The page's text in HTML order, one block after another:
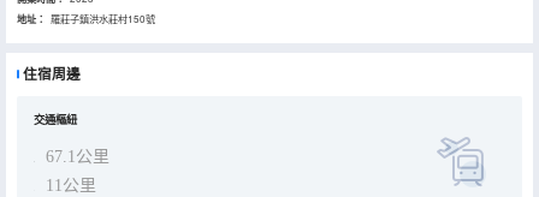
地址： 羅莊子鎮洪水莊村150號
住宿周邊
交通樞紐
67.1公里
11公里